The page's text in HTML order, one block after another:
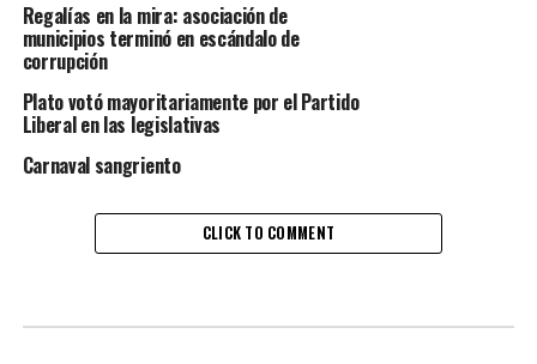
Regalías en la mira: asociación de
municipios terminó en escándalo de
corrupción
Plato votó mayoritariamente por el Partido
Liberal en las legislativas
Carnaval sangriento
CLICK TO COMMENT